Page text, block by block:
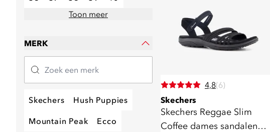
Toon meer
MERK
Skechers Hush Puppies
Mountain Peak Ecco
4,8(6)
Skechers
Skechers Reggae Slim
Coffee dames sandalen